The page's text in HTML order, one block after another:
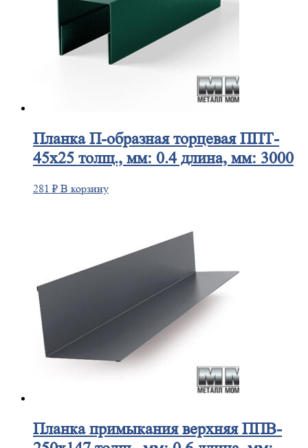
ПланкаП-образная торцевая ППТ-
45х25 толщ., мм: 0.4 длина, мм: 3000
281 ₽ В корзину
Планкапримыкания верхняя ППВ-